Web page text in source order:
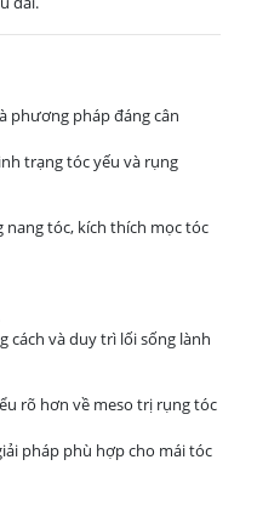
phương pháp đáng cân
trạng tóc yếu và rụng
tóc, kích thích mọc tóc
cách và duy trì lối sống lành
rõ hơn về meso trị rụng tóc
pháp phù hợp cho mái tóc